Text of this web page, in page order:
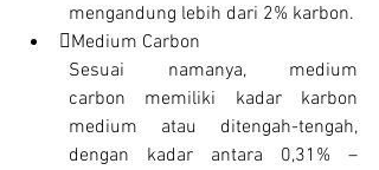
mengandung lebih dari 2% karbon.
Medium Carbon
Sesuai namanya, medium
carbon memiliki kadar karbon
medium atau ditengah-tengah,
dengan kadar antara 0,31% –